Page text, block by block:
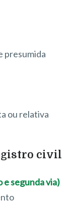
presumida
ou relativa
civil
segunda via)